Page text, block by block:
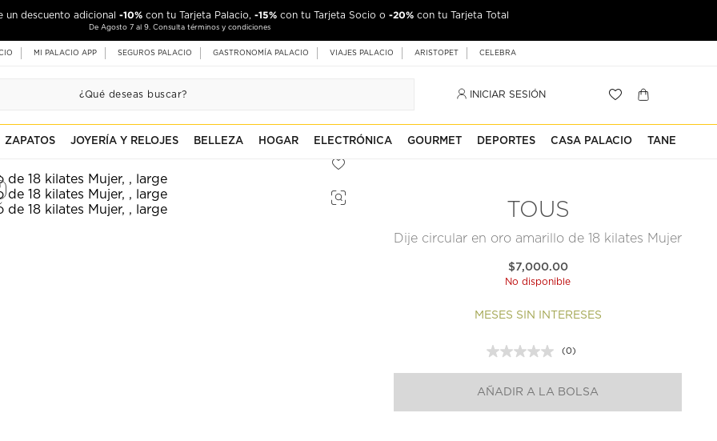
un descuento adicional -10% con tu Tarjeta Palacio, -15% con tu Tarjeta Socio o -20% con tu Tarjeta Total
De Agosto 7 al 9. Consulta términos y condiciones
MI PALACIO APP SEGUROS PALACIO GASTRONOMÍA PALACIO VIAJES PALACIO ARISTOPET CELEBRA
INICIAR SESIÓN
ZAPATOS JOYERÍA Y RELOJES BELLEZA HOGAR ELECTRÓNICA GOURMET DEPORTES CASA PALACIO TANE
TOUS
Dije circular en oro amarillo de 18 kilates Mujer
$7,000.00
No disponible
MESES SIN INTERESES
Sin
puntuación.
en
la
(0)
AÑADIR A LA BOLSA